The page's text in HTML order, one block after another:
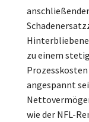
zu einem
angespannt
wie der NFL-